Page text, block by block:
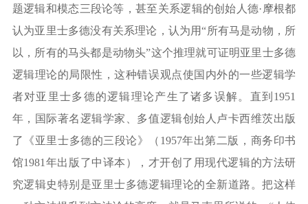
题逻辑和模态三段论等，甚至关系逻辑的创始人德· 摩根都
认为亚里士多德没有关系理论，认为用“所有马是动物，所
以，所有的马头都是动物头”这个推理就可证明亚里士多德
逻辑理论的局限性，这种错误观点使国内外的一些逻辑学
者对亚里士多德的逻辑理论产生了诸多误解。直到 1951
年，国际著名逻辑学家、多值逻辑创始人卢卡西维茨出版
了《亚里士多德的三段论》（ 1957年出第二版，商务印书
馆1981 年出版了中译本），才开创了用现代逻辑的方法研
究逻辑史特别是亚里士多德逻辑理论的全新道路。把这样